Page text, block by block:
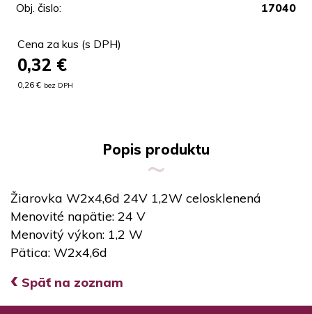
Obj. čislo: 17040
Cena za kus (s DPH)
0,32 €
0,26 € bez DPH
Popis produktu
Žiarovka W2x4,6d 24V 1,2W celosklenená
Menovité napätie: 24 V
Menovitý výkon: 1,2 W
Pätica: W2x4,6d
‹ Späť na zoznam